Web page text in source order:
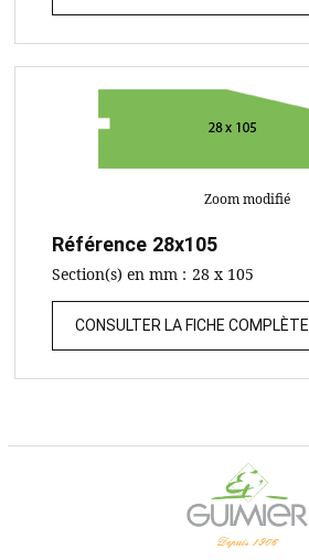
Zoom modifié
Référence 28x105
Section(s) en mm : 28 x 105
CONSULTER LA FICHE COMPLÈTE